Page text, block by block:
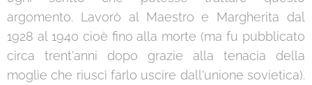
argomento. Lavorò al Maestro e Margherita dal
1928 al 1940 cioè fino alla morte (ma fu pubblicato
circa trent'anni dopo grazie alla tenacia della
moglie che riuscì farlo uscire dall'unione sovietica).